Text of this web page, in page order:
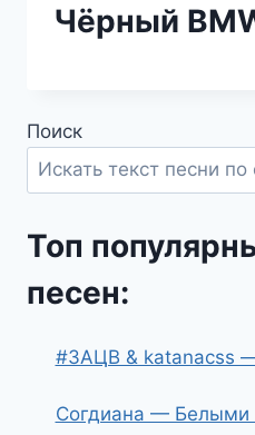
Чёрный
Поиск
Топ
песен:
#ЗАЦВ & katanacss
Согдиана — Белыми